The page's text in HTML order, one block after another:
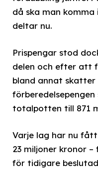
då ska man
deltar nu.
Prispengar stod
delen och efter att
bland annat
totalpotten till 871
Varje lag har nu
23 miljoner kronor
för tidigare